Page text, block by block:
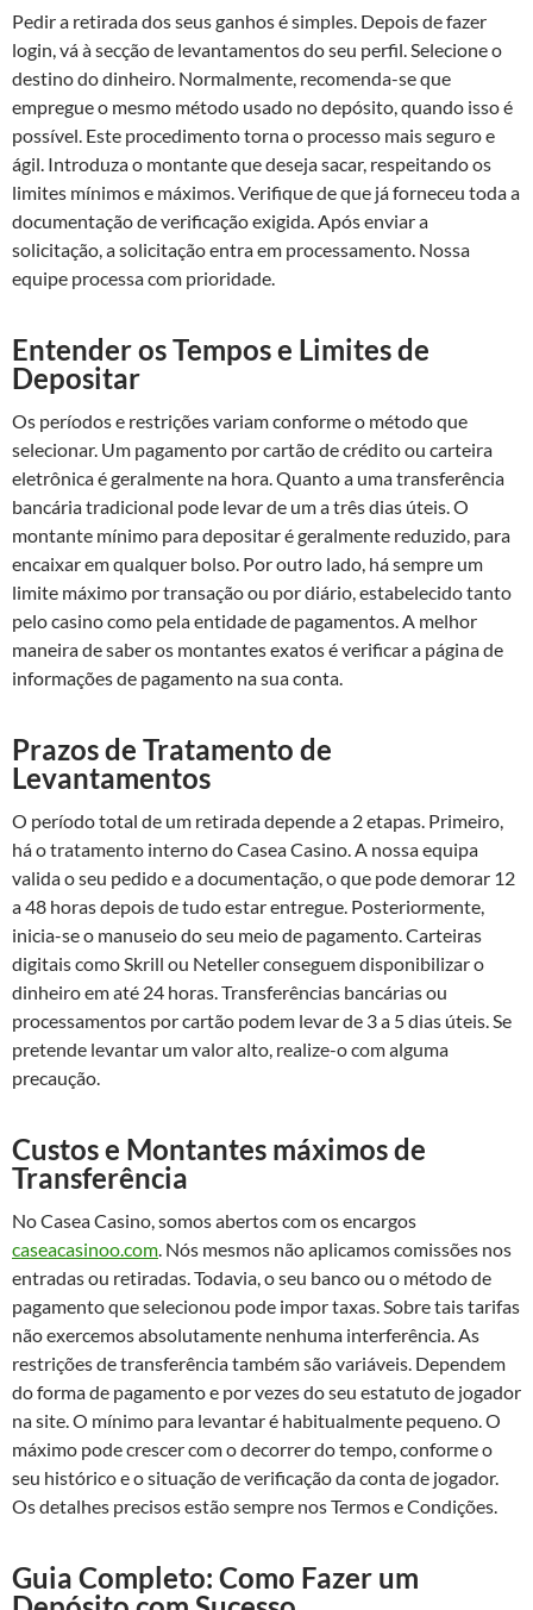
Pedir a retirada dos seus ganhos é simples. Depois de fazer
login, vá à secção de levantamentos do seu perfil. Selecione o
destino do dinheiro. Normalmente, recomenda-se que
empregue o mesmo método usado no depósito, quando isso é
possível. Este procedimento torna o processo mais seguro e
ágil. Introduza o montante que deseja sacar, respeitando os
limites mínimos e máximos. Verifique de que já forneceu toda a
documentação de verificação exigida. Após enviar a
solicitação, a solicitação entra em processamento. Nossa
equipe processa com prioridade.
Entender os Tempos e Limites de
Depositar
Os períodos e restrições variam conforme o método que
selecionar. Um pagamento por cartão de crédito ou carteira
eletrônica é geralmente na hora. Quanto a uma transferência
bancária tradicional pode levar de um a três dias úteis. O
montante mínimo para depositar é geralmente reduzido, para
encaixar em qualquer bolso. Por outro lado, há sempre um
limite máximo por transação ou por diário, estabelecido tanto
pelo casino como pela entidade de pagamentos. A melhor
maneira de saber os montantes exatos é verificar a página de
informações de pagamento na sua conta.
Prazos de Tratamento de
Levantamentos
O período total de um retirada depende a 2 etapas. Primeiro,
há o tratamento interno do Casea Casino. A nossa equipa
valida o seu pedido e a documentação, o que pode demorar 12
a 48 horas depois de tudo estar entregue. Posteriormente,
inicia-se o manuseio do seu meio de pagamento. Carteiras
digitais como Skrill ou Neteller conseguem disponibilizar o
dinheiro em até 24 horas. Transferências bancárias ou
processamentos por cartão podem levar de 3 a 5 dias úteis. Se
pretende levantar um valor alto, realize-o com alguma
precaução.
Custos e Montantes máximos de
Transferência
No Casea Casino, somos abertos com os encargos
caseacasinoo.com. Nós mesmos não aplicamos comissões nos
entradas ou retiradas. Todavia, o seu banco ou o método de
pagamento que selecionou pode impor taxas. Sobre tais tarifas
não exercemos absolutamente nenhuma interferência. As
restrições de transferência também são variáveis. Dependem
do forma de pagamento e por vezes do seu estatuto de jogador
na site. O mínimo para levantar é habitualmente pequeno. O
máximo pode crescer com o decorrer do tempo, conforme o
seu histórico e o situação de verificação da conta de jogador.
Os detalhes precisos estão sempre nos Termos e Condições.
Guia Completo: Como Fazer um